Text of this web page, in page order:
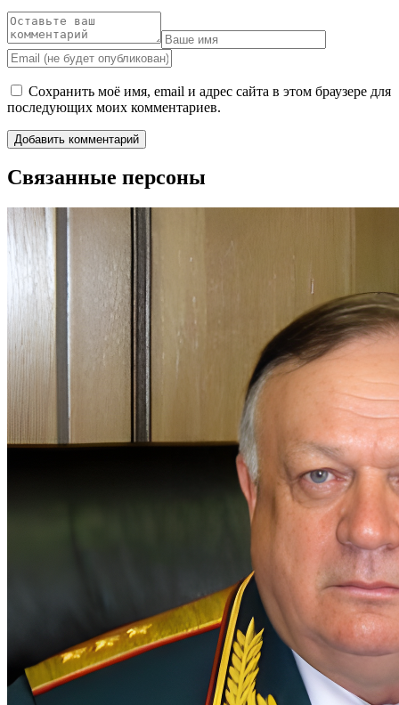
Сохранить моё имя, email и адрес сайта в этом браузере для
последующих моих комментариев.
Связанные персоны